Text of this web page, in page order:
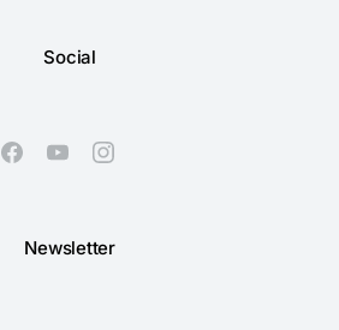
Social
Newsletter